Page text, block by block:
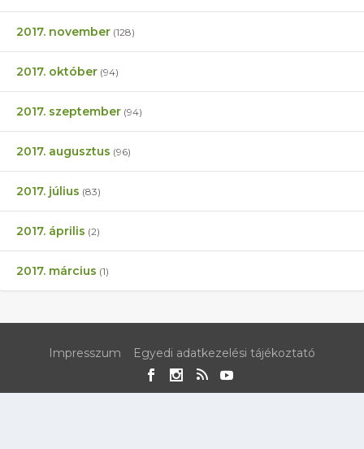
2017. november (128)
2017. október (94)
2017. szeptember (94)
2017. augusztus (96)
2017. július (83)
2017. április (2)
2017. március (1)
Impresszum Egyedi adatkezelési tájékoztató